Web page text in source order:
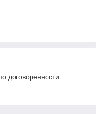
договоренности